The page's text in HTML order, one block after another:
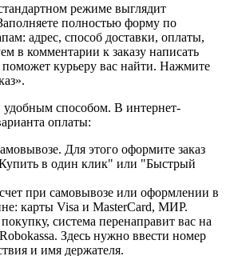
режиме выглядит
полностью форму по
адрес, способ доставки, оплаты,
в комментарии к заказу написать
курьеру вас найти. Нажмите
способом. В интернет-
оплаты:
Для этого оформите заказ
в один клик" или "Быстрый
при самовывозе или оформлении в
карты Visa и MasterCard, МИР.
система перенаправит вас на
Здесь нужно ввести номер
и имя держателя.